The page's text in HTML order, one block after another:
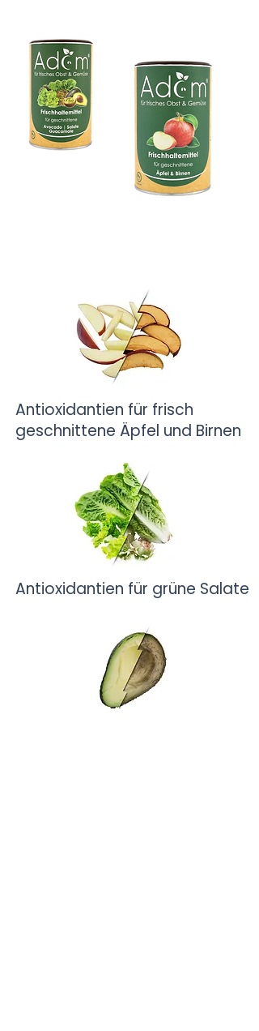
Antioxidantien für frisch
geschnittene Äpfel und Birnen
Antioxidantien für grüne Salate